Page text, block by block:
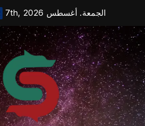
content
الجمعة. أغسطس 7th, 2026